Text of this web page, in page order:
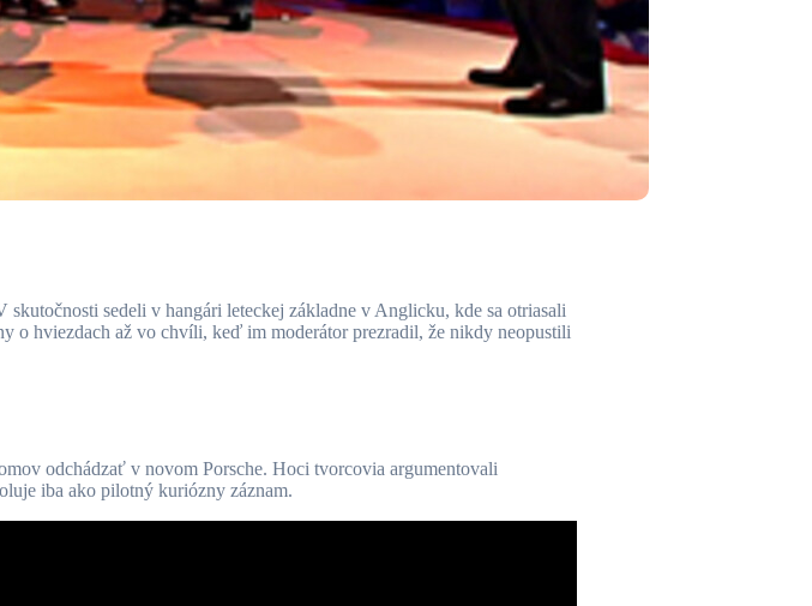
sedeli v hangári leteckej základne v Anglicku, kde sa otriasali
o hviezdach až vo chvíli, keď im moderátor prezradil, že nikdy neopustili
odchádzať v novom Porsche. Hoci tvorcovia argumentovali
iba ako pilotný kuriózny záznam.